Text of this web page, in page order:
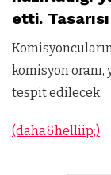
etti.
komisyon oranı,
tespit edilecek.
(daha&helliip;)